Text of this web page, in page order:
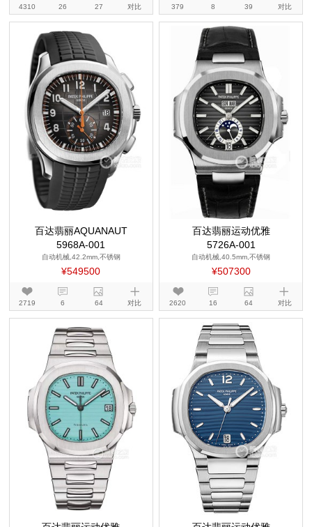
4310 26 27 对比 379 8 39 对比
百达翡丽AQUANAUT
5968A-001
自动机械,42.2mm,不锈钢
¥549500
2719 6 64 对比
百达翡丽运动优雅
5726A-001
自动机械,40.5mm,不锈钢
¥507300
2620 16 64 对比